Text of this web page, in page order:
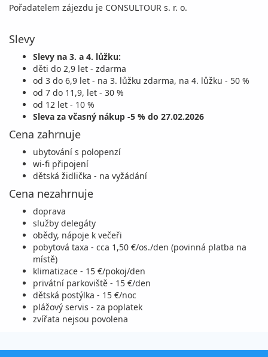
17 500 Kč
22.08. - 27.08.26
sobota - čtvrtek
12 500 Kč
cena za 6 dní (5 nocí)
22.08. - 29.08.26
sobota - sobota
polopenze
cena za 8 dní (7 nocí)
30.08. - 02.09.26
cena za 4 dny (3 noci)
30.08. - 03.09.26
neděle - čtvrtek
9 800 Kč
cena za 5 dní (4 noci)
neděle - pátek
vlastní
Pořadatelem zájezdu je CONSULTOUR s. r. o.
Slevy
Slevy na 3. a 4. lůžku:
děti do 2,9 let - zdarma
od 3 do 6,9 let - na 3. lůžku zdarma, na 4. lůžku - 50 %
od 7 do 11,9, let - 30 %
od 12 let - 10 %
Sleva za včasný nákup -5 % do 27.02.2026
Cena zahrnuje
ubytování s polopenzí
wi-fi připojení
dětská židlička - na vyžádání
Cena nezahrnuje
doprava
služby delegáty
obědy, nápoje k večeři
pobytová taxa - cca 1,50 €/os./den (povinná platba na
místě)
klimatizace - 15 €/pokoj/den
privátní parkoviště - 15 €/den
dětská postýlka - 15 €/noc
plážový servis - za poplatek
zvířata nejsou povolena